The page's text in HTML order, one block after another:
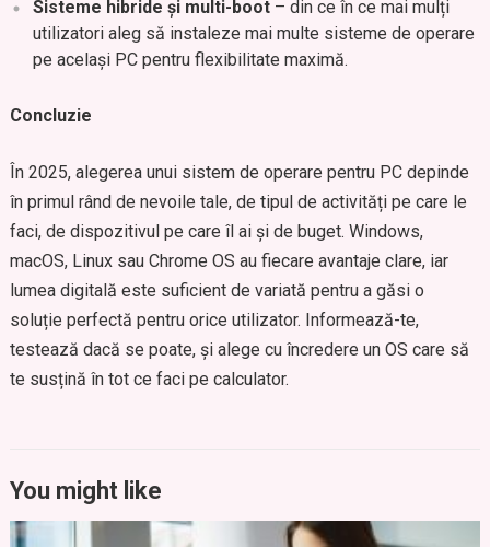
Sisteme hibride și multi-boot– din ce în ce mai mulți
utilizatori aleg să instaleze mai multe sisteme de operare
pe același PC pentru flexibilitate maximă.
Concluzie
În 2025, alegerea unui sistem de operare pentru PC depinde
în primul rând de nevoile tale, de tipul de activități pe care le
faci, de dispozitivul pe care îl ai și de buget. Windows,
macOS, Linux sau Chrome OS au fiecare avantaje clare, iar
lumea digitală este suficient de variată pentru a găsi o
soluție perfectă pentru orice utilizator. Informează-te,
testează dacă se poate, și alege cu încredere un OS care să
te susțină în tot ce faci pe calculator.
You might like